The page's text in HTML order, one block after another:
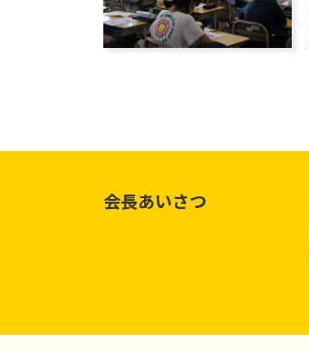
会長あいさつ